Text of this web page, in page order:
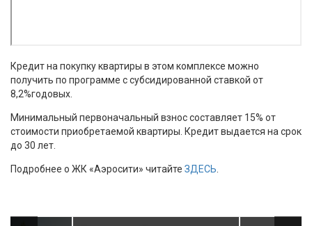
Кредит на покупку квартиры в этом комплексе можно
получить по программе с субсидированной ставкой от
8,2%годовых.
Минимальный первоначальный взнос составляет 15% от
стоимости приобретаемой квартиры. Кредит выдается на срок
до 30 лет.
Подробнее о ЖК «Аэросити» читайте ЗДЕСЬ